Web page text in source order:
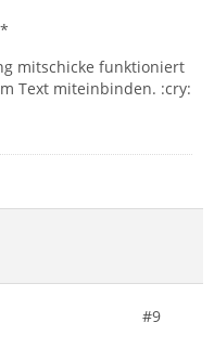
mitschicke funktioniert
Text miteinbinden. :cry:
#9